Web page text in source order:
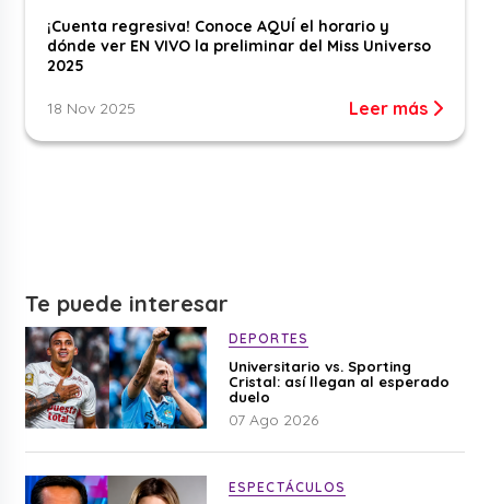
¡Cuenta regresiva! Conoce AQUÍ el horario y
dónde ver EN VIVO la preliminar del Miss Universo
2025
18 Nov 2025 Leer más
Te puede interesar
DEPORTES
Universitario vs. Sporting
Cristal: así llegan al esperado
duelo
07 Ago 2026
ESPECTÁCULOS